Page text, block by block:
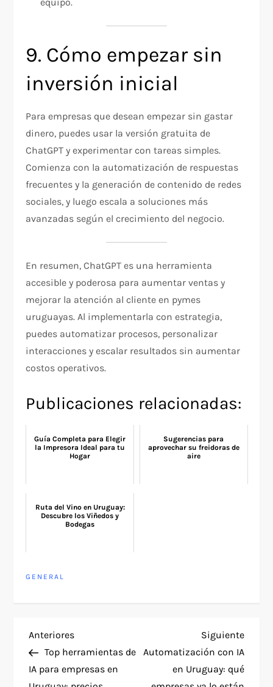
9. Cómo empezar sin
inversión inicial
Para empresas que desean empezar sin gastar
dinero, puedes usar la versión gratuita de
ChatGPT y experimentar con tareas simples.
Comienza con la automatización de respuestas
frecuentes y la generación de contenido de redes
sociales, y luego escala a soluciones más
avanzadas según el crecimiento del negocio.
En resumen, ChatGPT es una herramienta
accesible y poderosa para aumentar ventas y
mejorar la atención al cliente en pymes
uruguayas. Al implementarla con estrategia,
puedes automatizar procesos, personalizar
interacciones y escalar resultados sin aumentar
costos operativos.
Publicaciones relacionadas:
Guía Completa para Elegir
la Impresora Ideal para tu
Hogar
Sugerencias para
aprovechar su freidoras de
aire
Ruta del Vino en Uruguay:
Descubre los Viñedos y
Bodegas
GENERAL
N
a
Entrada
anterior
Anteriores
Top herramientas de
IA para empresas en
Siguiente
Automatización con IA
en Uruguay: qué